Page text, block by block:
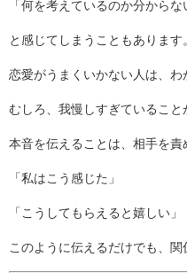
「何を考えているのか分からな
と感じてしまうこともあります
恋愛がうまくいかない人は、わ
むしろ、我慢しすぎていること
本音を伝えることは、相手を責
「私はこう感じた」
「こうしてもらえると嬉しい」
このように伝えるだけでも、関